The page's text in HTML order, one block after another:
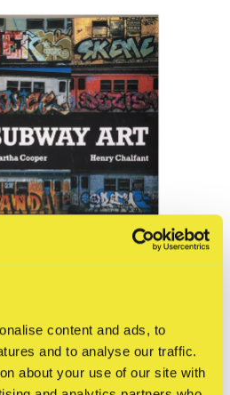
content and ads, to
and to analyse our traffic.
about your use of our site with